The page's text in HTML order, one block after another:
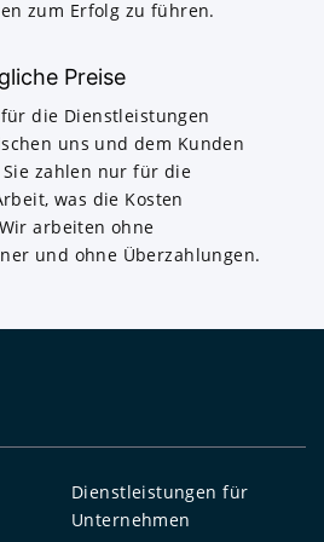
zum Erfolg zu führen.
Preise
die Dienstleistungen
uns und dem Kunden
zahlen nur für die
was die Kosten
arbeiten ohne
und ohne Überzahlungen.
Dienstleistungen für
Unternehmen